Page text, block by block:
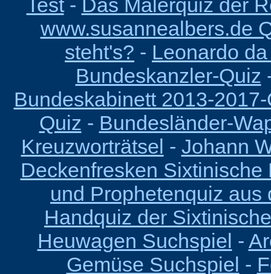
Test- Das Malerquiz der
www.susannealbers.de
steht's? - Leonardo
Bundeskanzler-Quiz
Bundeskabinett 2013-
Quiz - Bundesländer-
Kreuzworträtsel - Johann
Deckenfresken
und Prophetenquiz
Handquiz der
Heuwagen Suchspiel -
Gemüse Suchspiel -